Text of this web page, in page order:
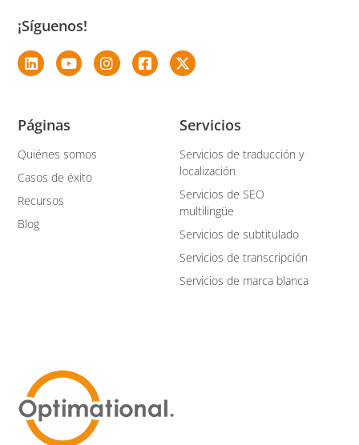
Servicios
Servicios de traducción y
localización
Servicios de SEO
multilingüe
Servicios de subtitulado
Servicios de transcripción
Servicios de marca blanca
Páginas
Quiénes somos
Casos de éxito
Recursos
Blog
¡Síguenos!